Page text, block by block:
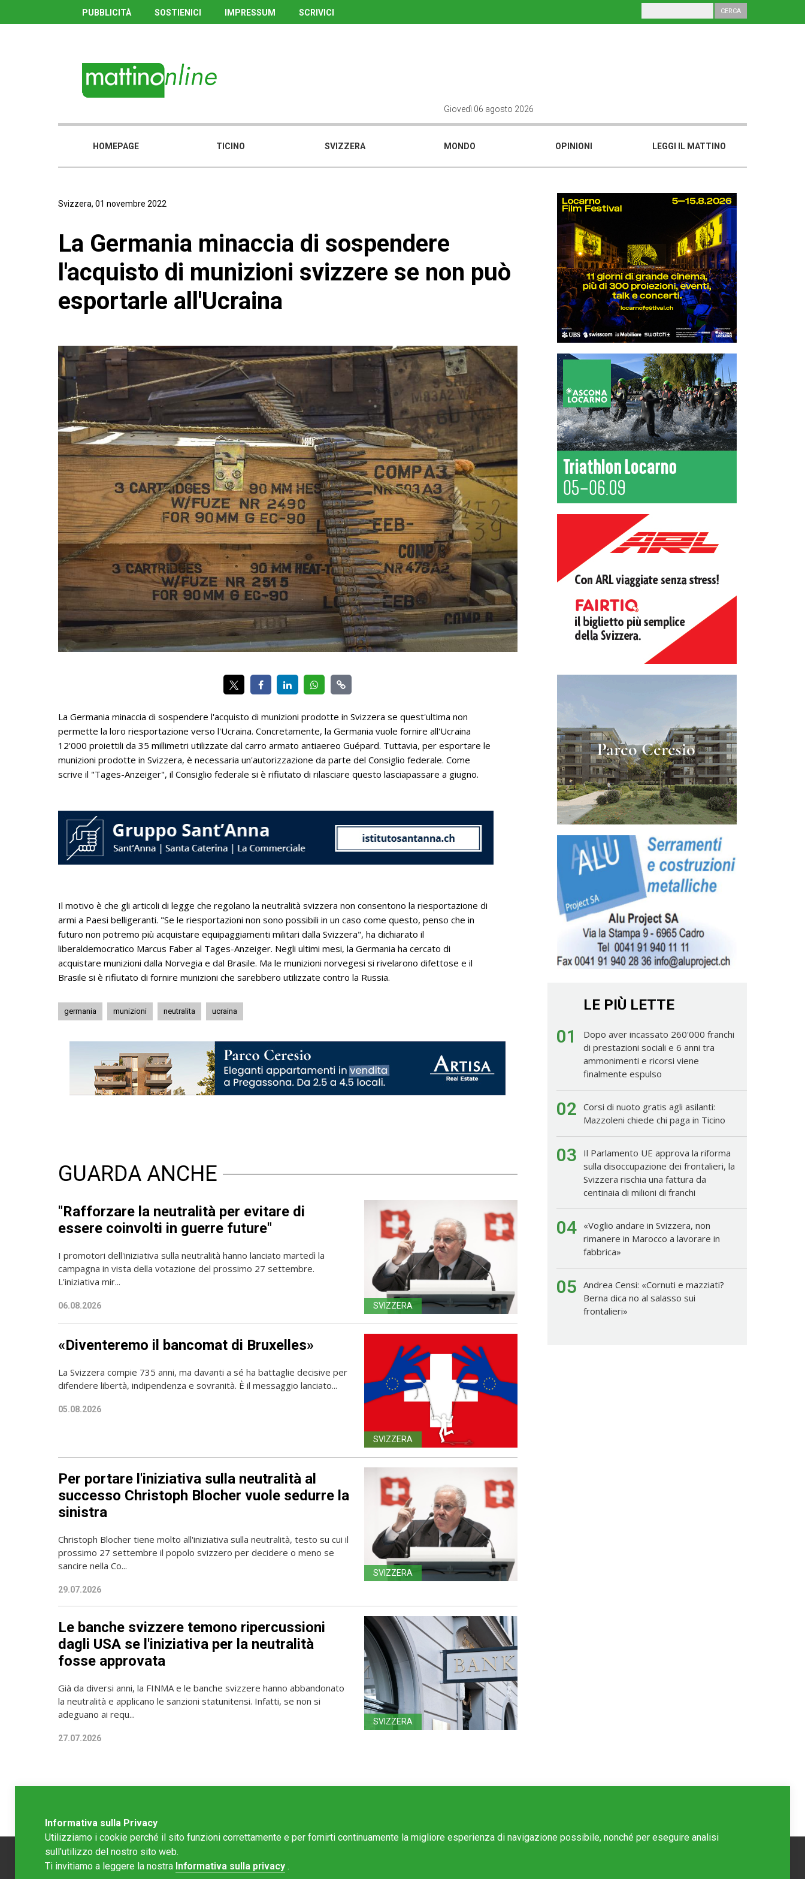
PUBBLICITÀ SOSTIENICI IMPRESSUM SCRIVICI
Giovedì 06 agosto 2026
HOMEPAGE TICINO SVIZZERA MONDO OPINIONI LEGGI IL MATTINO
Svizzera, 01 novembre 2022
La Germania minaccia di sospendere
l'acquisto di munizioni svizzere se non può
esportarle all'Ucraina
La Germania minaccia di sospendere l'acquisto di munizioni prodotte in Svizzera se quest'ultima non
permette la loro riesportazione verso l'Ucraina. Concretamente, la Germania vuole fornire all'Ucraina
12'000 proiettili da 35 millimetri utilizzate dal carro armato antiaereo Guépard. Tuttavia, per esportare le
munizioni prodotte in Svizzera, è necessaria un'autorizzazione da parte del Consiglio federale. Come
scrive il "Tages-Anzeiger", il Consiglio federale si è rifiutato di rilasciare questo lasciapassare a giugno.
Il motivo è che gli articoli di legge che regolano la neutralità svizzera non consentono la riesportazione di
armi a Paesi belligeranti. "Se le riesportazioni non sono possibili in un caso come questo, penso che in
futuro non potremo più acquistare equipaggiamenti militari dalla Svizzera", ha dichiarato il
liberaldemocratico Marcus Faber al Tages-Anzeiger. Negli ultimi mesi, la Germania ha cercato di
acquistare munizioni dalla Norvegia e dal Brasile. Ma le munizioni norvegesi si rivelarono difettose e il
Brasile si è rifiutato di fornire munizioni che sarebbero utilizzate contro la Russia.
germania munizioni neutralita ucraina
GUARDA ANCHE
"Rafforzare la neutralità per evitare di
essere coinvolti in guerre future"
I promotori dell'iniziativa sulla neutralità hanno lanciato martedì la
campagna in vista della votazione del prossimo 27 settembre.
L'iniziativa mir...
06.08.2026 SVIZZERA
«Diventeremo il bancomat di Bruxelles»
La Svizzera compie 735 anni, ma davanti a sé ha battaglie decisive per
difendere libertà, indipendenza e sovranità. È il messaggio lanciato...
05.08.2026
SVIZZERA
Per portare l'iniziativa sulla neutralità al
successo Christoph Blocher vuole sedurre la
sinistra
Christoph Blocher tiene molto all'iniziativa sulla neutralità, testo su cui il
prossimo 27 settembre il popolo svizzero per decidere o meno se
sancire nella Co...
29.07.2026
SVIZZERA
Le banche svizzere temono ripercussioni
dagli USA se l'iniziativa per la neutralità
fosse approvata
Già da diversi anni, la FINMA e le banche svizzere hanno abbandonato
la neutralità e applicano le sanzioni statunitensi. Infatti, se non si
adeguano ai requ...
27.07.2026
SVIZZERA
LE PIÙ LETTE
01
Dopo aver incassato 260'000 franchi
di prestazioni sociali e 6 anni tra
ammonimenti e ricorsi viene
finalmente espulso
02 Corsi di nuoto gratis agli asilanti:
Mazzoleni chiede chi paga in Ticino
03
Il Parlamento UE approva la riforma
sulla disoccupazione dei frontalieri, la
Svizzera rischia una fattura da
centinaia di milioni di franchi
04
«Voglio andare in Svizzera, non
rimanere in Marocco a lavorare in
fabbrica»
05 Andrea Censi: «Cornuti e mazziati?
Berna dica no al salasso sui
frontalieri»
Informativa sulla Privacy
Utilizziamo i cookie perché il sito funzioni correttamente e per fornirti continuamente la migliore esperienza di navigazione possibile, nonché per eseguire analisi
sull'utilizzo del nostro sito web.
Ti invitiamo a leggere la nostra Informativa sulla privacy .